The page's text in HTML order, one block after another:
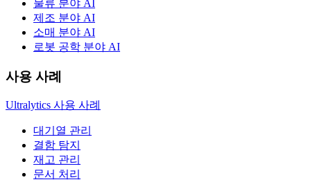
물류 분야 AI
제조 분야 AI
소매 분야 AI
로봇 공학 분야 AI
사용 사례
Ultralytics 사용 사례
대기열 관리
결함 탐지
재고 관리
문서 처리